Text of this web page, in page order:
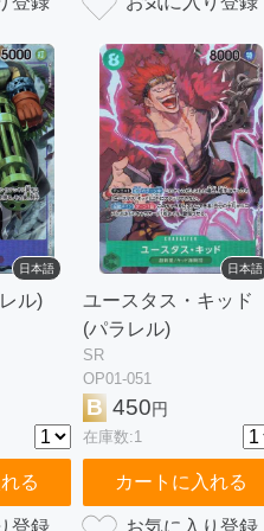
日本語
ル)
る
日本語
ユースタス・キッド
(パラレル)
SR
OP01-051
B 450円
在庫数:1
カートに入れる